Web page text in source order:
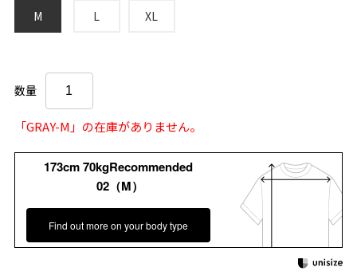
M L XL
数量
「GRAY-M」の在庫がありません。
173cm 70kgRecommended
02（M）
Find out more on your body type